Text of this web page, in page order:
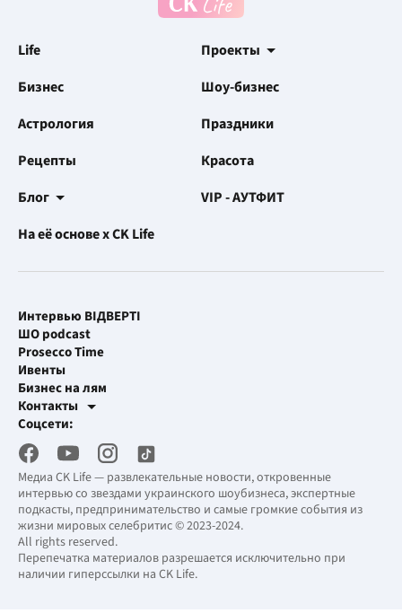
Life
Проекты
Бизнес
Шоу-бизнес
Астрология
Праздники
Рецепты
Красота
Блог
VIP - АУТФИТ
На её основе x CK Life
Медиа CK Life — развлекательные новости, откровенные
интервью со звездами украинского шоубизнеса, экспертные
подкасты, предпринимательство и самые громкие события из
жизни мировых селебритис © 2023-2024.
All rights reserved.
Перепечатка материалов разрешается исключительно при
наличии гиперссылки на CK Life.
Интервью ВІДВЕРТІ
ШО podcast
Prosecco Time
Ивенты
Бизнес на лям
Контакты
Рекламные интеграции
Рабочая почта
Соцсети: